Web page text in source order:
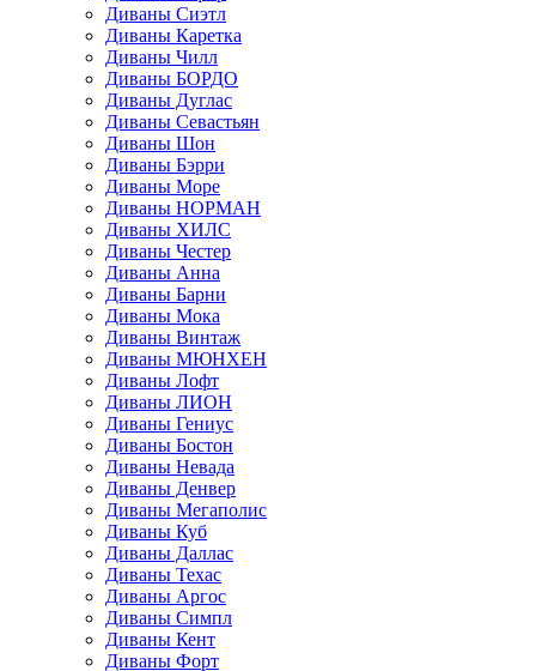
Диваны Сиэтл
Диваны Каретка
Диваны Чилл
Диваны БОРДО
Диваны Дуглас
Диваны Севастьян
Диваны Шон
Диваны Бэрри
Диваны Море
Диваны НОРМАН
Диваны ХИЛС
Диваны Честер
Диваны Анна
Диваны Барни
Диваны Мока
Диваны Винтаж
Диваны МЮНХЕН
Диваны Лофт
Диваны ЛИОН
Диваны Гениус
Диваны Бостон
Диваны Невада
Диваны Денвер
Диваны Мегаполис
Диваны Куб
Диваны Даллас
Диваны Техас
Диваны Аргос
Диваны Симпл
Диваны Кент
Диваны Форт